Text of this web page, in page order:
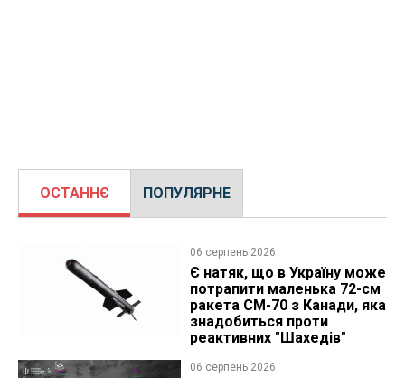
ОСТАННЄ ПОПУЛЯРНЕ
06 серпень 2026
Є натяк, що в Україну може
потрапити маленька 72-см
ракета CM-70 з Канади, яка
знадобиться проти
реактивних "Шахедів"
06 серпень 2026